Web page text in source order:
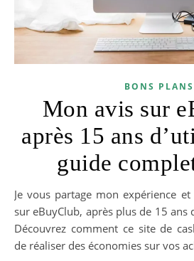
BONS PLANS
Mon avis sur
après 15 ans
guide
Je vous partage mon expérience
sur eBuyClub, après plus de 15 ans
Découvrez comment ce site de
de réaliser des économies sur vos